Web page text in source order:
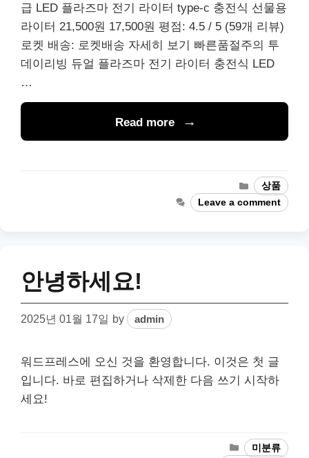
급 LED 플라즈마 전기 라이터 type-c 충전식 선물용
라이터 21,500원 17,500원 평점: 4.5 / 5 (59개 리뷰)
로켓 배송: 로켓배송 자세히 보기 빠른품절주의 투
데이리빙 듀얼 플라즈마 전기 라이터 충전식 LED
…
Read more
Categories
상품
Leave a comment
안녕하세요!
2025년 01월 17일 by admin
워드프레스에 오신 것을 환영합니다. 이것은 첫 글
입니다. 바로 편집하거나 삭제한 다음 쓰기 시작하
세요!
Categories
미분류